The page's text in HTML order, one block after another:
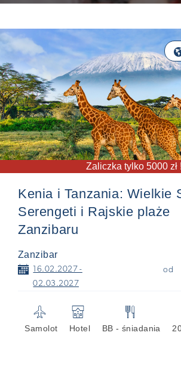
Zaliczka tylko 5000 zł !
Kenia i Tanzania: Wielkie
Serengeti i Rajskie plaże
Zanzibaru
Zanzibar
📅
16.02.2027 -
02.03.2027
od
✈
Samolot
🏨
Hotel
🍴
BB - śniadania